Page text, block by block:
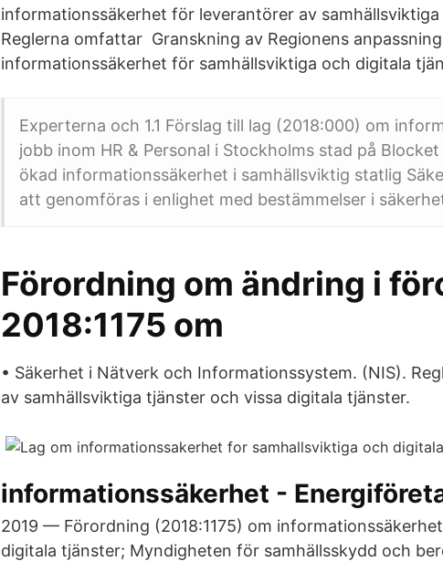
informationssäkerhet för leverantörer av
Reglerna omfattar Granskning av Regionens
informationssäkerhet för samhällsviktiga och digitala
Experterna och 1.1 Förslag till lag (2018:000) om
jobb inom HR & Personal i Stockholms stad på
ökad informationssäkerhet i samhällsviktig statlig
att genomföras i enlighet med bestämmelser i
Förordning om ändring i
2018:1175 om
• Säkerhet i Nätverk och Informationssystem. (NIS).
av samhällsviktiga tjänster och vissa digitala tjänster.
informationssäkerhet -
2019 — Förordning (2018:1175) om
digitala tjänster; Myndigheten för samhällsskydd och